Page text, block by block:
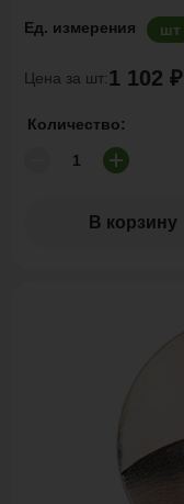
Ед. измерения шт
Цена за шт:1 102 ₽
Количество:
В корзину